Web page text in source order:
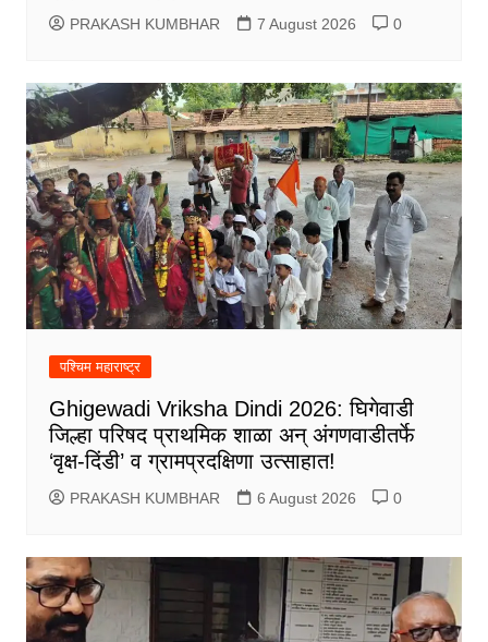
PRAKASH KUMBHAR 7 August 2026 0
पश्चिम महाराष्ट्र
Ghigewadi Vriksha Dindi 2026: घिगेवाडी
जिल्हा परिषद प्राथमिक शाळा अन् अंगणवाडीतर्फे
‘वृक्ष-दिंडी’ व ग्रामप्रदक्षिणा उत्साहात!
PRAKASH KUMBHAR 6 August 2026 0